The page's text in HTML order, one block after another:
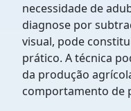
necessidade de
diagnose por
visual, pode
prático. A técnica
da produção
comportamento de